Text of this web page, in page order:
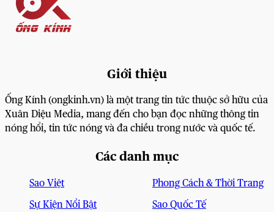
Giới thiệu
Ống Kính (ongkinh.vn) là một trang tin tức thuộc sở hữu của
Xuân Diệu Media, mang đến cho bạn đọc những thông tin
nóng hổi, tin tức nóng và đa chiều trong nước và quốc tế.
Các danh mục
Sao Việt
Phong Cách & Thời Trang
Sự Kiện Nổi Bật
Sao Quốc Tế